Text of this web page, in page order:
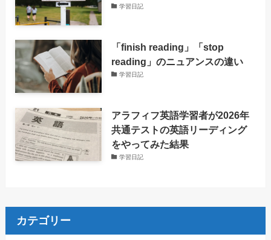
学習日記
「finish reading」「stop
reading」のニュアンスの違い
学習日記
アラフィフ英語学習者が2026年
共通テストの英語リーディング
をやってみた結果
学習日記
カテゴリー